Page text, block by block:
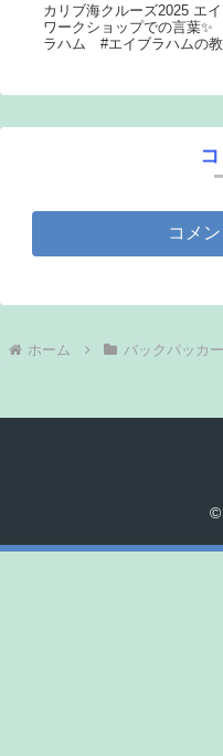
カリブ海クルーズ2025 エ
ワークショップでの言葉
ラハム #エイブラハムの
コメ
ホーム バックパッカー
©